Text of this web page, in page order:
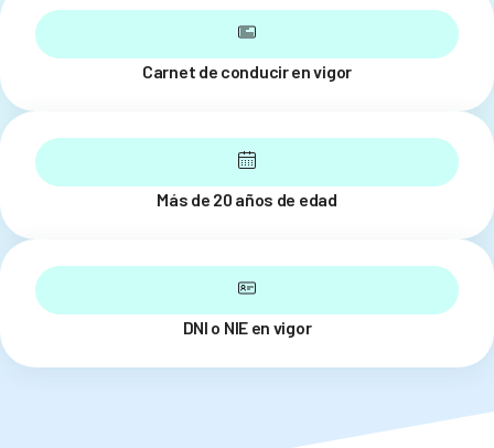
Carnet de conducir en vigor
Más de 20 años de edad
DNI o NIE en vigor